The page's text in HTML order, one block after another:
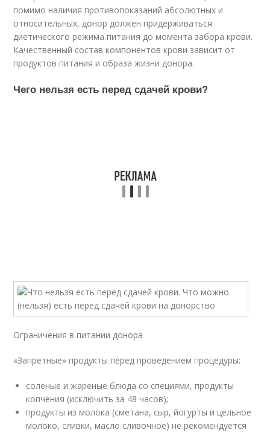
помимо наличия противопоказаний абсолютных и
относительных, донор должен придерживаться
диетического режима питания до момента забора крови.
Качественный состав компонентов крови зависит от
продуктов питания и образа жизни донора.
Чего нельзя есть перед сдачей крови?
Ограничения в питании донора
«Запретные» продукты перед проведением процедуры:
соленые и жареные блюда со специями, продукты
копчения (исключить за 48 часов);
продукты из молока (сметана, сыр, йогурты и цельное
молоко, сливки, масло сливочное) не рекомендуется